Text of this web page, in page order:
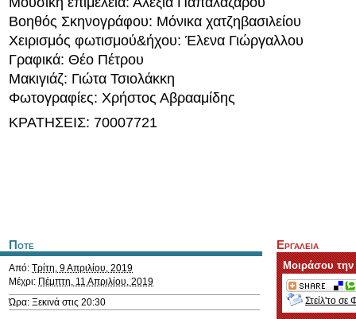
Βοηθός Σκηνογράφου: Μόνικα χατζηβασιλείου
Χειρισμός φωτισμού&ήχου: Έλενα Γιώργαλλου
Γραφικά: Θέο Πέτρου
Μακιγιάζ: Γιώτα Τσιολάκκη
Φωτογραφίες: Χρήστος Αβρααμίδης
ΚΡΑΤΗΣΕΙΣ: 70007721
Ποτε
Από: Τρίτη, 9 Απριλίου, 2019
Μέχρι: Πέμπτη, 11 Απριλίου, 2019
Ώρα: Ξεκινά στις 20:30
Εργαλεια
Μοιράσου
Στείλ'το σε